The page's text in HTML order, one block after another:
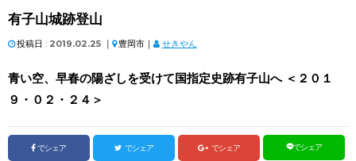
有子山城跡登山
投稿日 : 2019.02.25 ｜ 豊岡市｜ せきやん
青い空、早春の陽ざしを受けて国指定史跡有子山へ ＜２０１
９・０２・２４＞
でシェア でシェア でシェア でシェア